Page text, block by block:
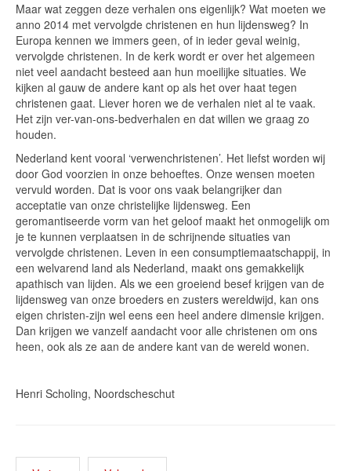
Maar wat zeggen deze verhalen ons eigenlijk? Wat moeten we
anno 2014 met vervolgde christenen en hun lijdensweg? In
Europa kennen we immers geen, of in ieder geval weinig,
vervolgde christenen. In de kerk wordt er over het algemeen
niet veel aandacht besteed aan hun moeilijke situaties. We
kijken al gauw de andere kant op als het over haat tegen
christenen gaat. Liever horen we de verhalen niet al te vaak.
Het zijn ver-van-ons-bedverhalen en dat willen we graag zo
houden.
Nederland kent vooral ‘verwenchristenen’. Het liefst worden wij
door God voorzien in onze behoeftes. Onze wensen moeten
vervuld worden. Dat is voor ons vaak belangrijker dan
acceptatie van onze christelijke lijdensweg. Een
geromantiseerde vorm van het geloof maakt het onmogelijk om
je te kunnen verplaatsen in de schrijnende situaties van
vervolgde christenen. Leven in een consumptiemaatschappij, in
een welvarend land als Nederland, maakt ons gemakkelijk
apathisch van lijden. Als we een groeiend besef krijgen van de
lijdensweg van onze broeders en zusters wereldwijd, kan ons
eigen christen-zijn wel eens een heel andere dimensie krijgen.
Dan krijgen we vanzelf aandacht voor alle christenen om ons
heen, ook als ze aan de andere kant van de wereld wonen.
Henri Scholing, Noordscheschut